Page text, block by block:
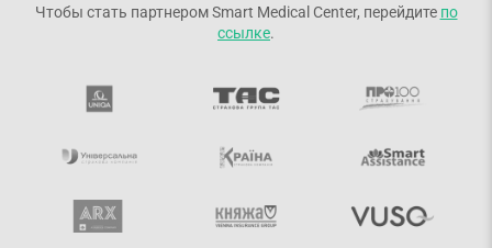
Чтобы стать партнером Smart Medical Center, перейдите по
ссылке.